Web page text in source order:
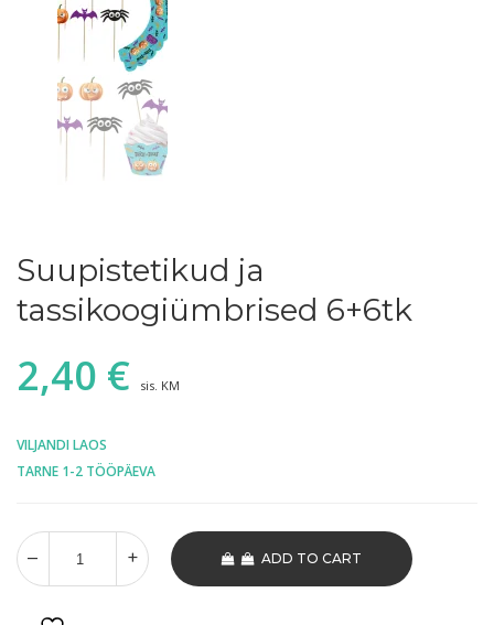
Suupistetikud ja
tassikoogiümbrised 6+6tk
2,40 € sis. KM
VILJANDI LAOS
TARNE 1-2 TÖÖPÄEVA
ADD TO CART